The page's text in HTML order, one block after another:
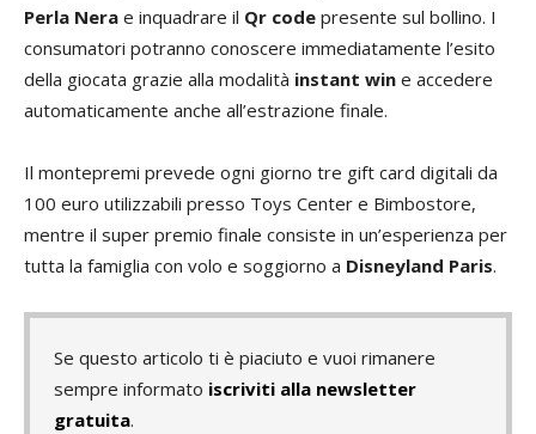
Perla Nera e inquadrare il Qr code presente sul bollino. I
consumatori potranno conoscere immediatamente l’esito
della giocata grazie alla modalità instant win e accedere
automaticamente anche all’estrazione finale.
Il montepremi prevede ogni giorno tre gift card digitali da
100 euro utilizzabili presso Toys Center e Bimbostore,
mentre il super premio finale consiste in un’esperienza per
tutta la famiglia con volo e soggiorno a Disneyland Paris.
Se questo articolo ti è piaciuto e vuoi rimanere
sempre informato iscriviti alla newsletter
gratuita.